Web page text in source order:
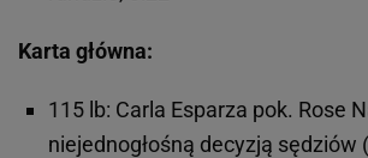
Karta główna:
115 lb: Carla Esparza pok. Rose
niejednogłośną decyzją sędziów